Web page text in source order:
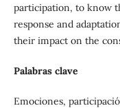
participation, to know
response and
their impact on the
Palabras clave
Emociones,